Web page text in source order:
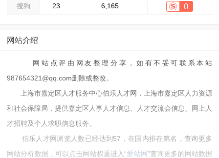
搜狗 23 6,165
网站介绍
网站点评由网友整理分享，如有不妥可联系本站
987654321@qq.com删除或整改。
上海市嘉定区人才服务中心伯乐人才网，上海市嘉定区人力资源
和社会保障局，提供嘉定区人事人才信息、人才交流会信息、网上人
才招聘及个人求职信息服务。
伯乐人才网浏览人数已经达到57，在国内排在第名，查询更多
网站分析数据，可以点击网站权重进入“爱站网”查询更多的网站数据